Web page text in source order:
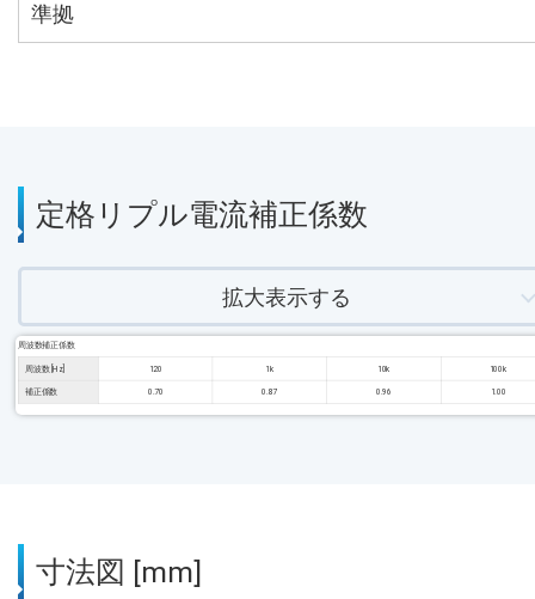
準拠
定格リプル電流補正係数
拡大表示する
周波数補正係数
周波数 [Hz] 120 1k 10k 100k
補正係数 0.70 0.87 0.96 1.00
寸法図 [mm]